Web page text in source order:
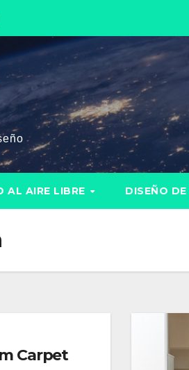
AL AIRE LIBRE DISEÑO
Carpet